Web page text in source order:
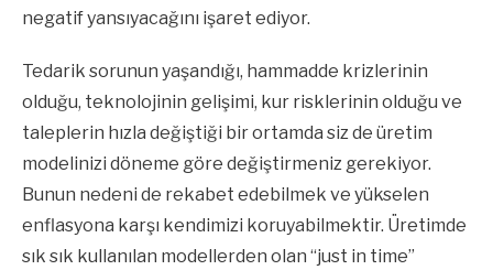
negatif yansıyacağını işaret ediyor.
Tedarik sorunun yaşandığı, hammadde krizlerinin
olduğu, teknolojinin gelişimi, kur risklerinin olduğu ve
taleplerin hızla değiştiği bir ortamda siz de üretim
modelinizi döneme göre değiştirmeniz gerekiyor.
Bunun nedeni de rekabet edebilmek ve yükselen
enflasyona karşı kendimizi koruyabilmektir. Üretimde
sık sık kullanılan modellerden olan “just in time”